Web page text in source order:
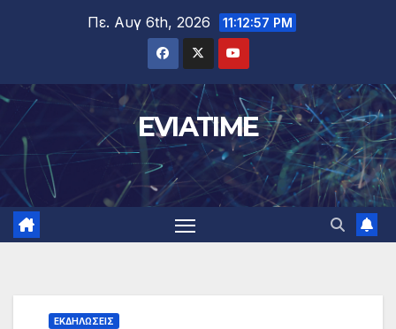
Πε. Αυγ 6th, 2026 11:12:58 PM
EVIATIME
ΕΚΔΗΛΩΣΕΙΣ